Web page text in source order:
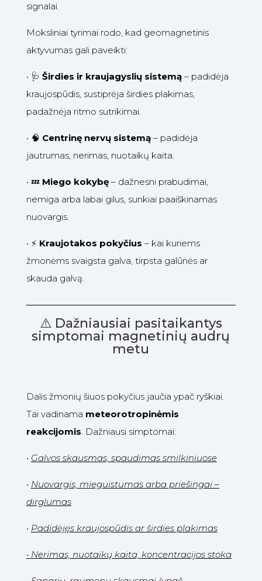
signalai.
Moksliniai tyrimai rodo, kad geomagnetinis
aktyvumas gali paveikti:
• 🩺 Širdies ir kraujagyslių sistemą– padidėja
kraujospūdis, sustiprėja širdies plakimas,
padažnėja ritmo sutrikimai.
• 🧠 Centrinę nervų sistemą– padidėja
jautrumas, nerimas, nuotaikų kaita.
• 💤 Miego kokybę– dažnesni prabudimai,
nemiga arba labai gilus, sunkiai paaiškinamas
nuovargis.
• ⚡ Kraujotakos pokyčius – kai kuriems
žmonėms svaigsta galva, tirpsta galūnės ar
skauda galvą.
⚠️ Dažniausiai pasitaikantys
simptomai magnetinių audrų
metu
Dalis žmonių šiuos pokyčius jaučia ypač ryškiai.
Tai vadinama meteorotropinėmis
reakcijomis. Dažniausi simptomai:
• Galvos skausmas, spaudimas smilkiniuose
• Nuovargis, mieguistumas arba priešingai –
dirglumas
• Padidėjęs kraujospūdis ar širdies plakimas
• Nerimas, nuotaikų kaita, koncentracijos stoka